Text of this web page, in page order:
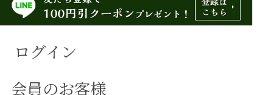
梅酒の商品一覧
梅製品・その他の商品一覧
メニュー
ログイン
会員のお客様